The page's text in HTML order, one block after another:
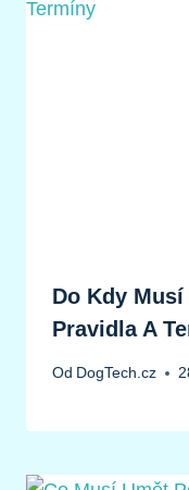
Do Kdy
Pravidla A
Od DogTech.cz